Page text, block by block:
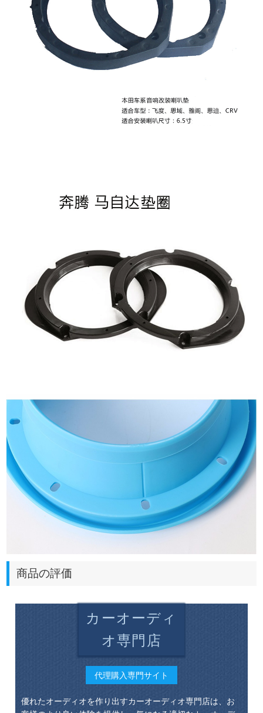
商品の評価
カーオーディ
オ専門店
代理購入専門サイト
優れたオーディオを作り出すカーオーディオ専門店は、お